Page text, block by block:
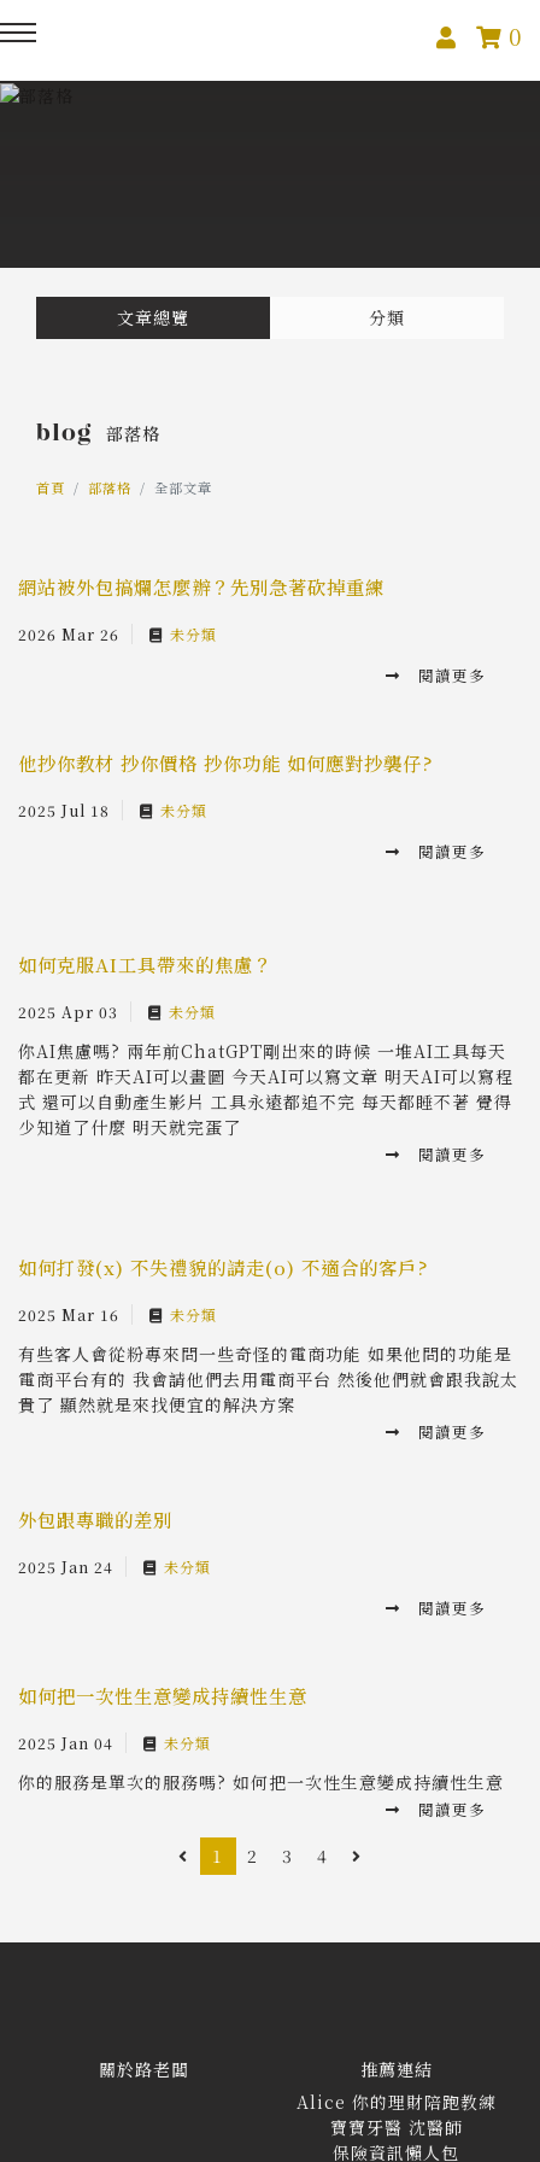
0
預約服務
影像紀錄
我的作品
文章總覽 分類
blog 部落格
首頁 部落格 全部文章
網站被外包搞爛怎麼辦？先別急著砍掉重練
2026 Mar 26 未分類
閱讀更多
他抄你教材 抄你價格 抄你功能 如何應對抄襲仔?
2025 Jul 18 未分類
閱讀更多
如何克服AI工具帶來的焦慮？
2025 Apr 03 未分類
你AI焦慮嗎? 兩年前ChatGPT剛出來的時候 一堆AI工具每天
都在更新 昨天AI可以畫圖 今天AI可以寫文章 明天AI可以寫程
式 還可以自動產生影片 工具永遠都追不完 每天都睡不著 覺得
少知道了什麼 明天就完蛋了
閱讀更多
如何打發(x) 不失禮貌的請走(o) 不適合的客戶?
2025 Mar 16 未分類
有些客人會從粉專來問一些奇怪的電商功能 如果他問的功能是
電商平台有的 我會請他們去用電商平台 然後他們就會跟我說太
貴了 顯然就是來找便宜的解決方案
閱讀更多
外包跟專職的差別
2025 Jan 24 未分類
閱讀更多
如何把一次性生意變成持續性生意
2025 Jan 04 未分類
你的服務是單次的服務嗎? 如何把一次性生意變成持續性生意
閱讀更多
1 2 3 4
關於路老闆
推薦連結
Alice 你的理財陪跑教練
寶寶牙醫 沈醫師
保險資訊懶人包